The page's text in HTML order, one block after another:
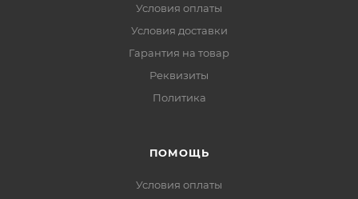
Условия оплаты
Условия доставки
Гарантия на товар
Реквизиты
Политика
ПОМОЩЬ
Условия оплаты